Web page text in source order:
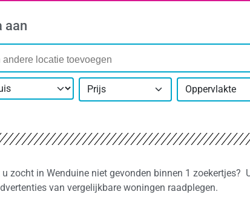
aan
Prijs Oppervlakte
zocht in Wenduine niet gevonden binnen 1 zoekertjes?
van vergelijkbare woningen raadplegen.